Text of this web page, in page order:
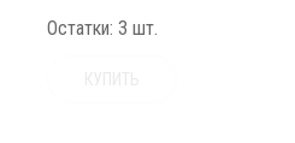
Остатки: 3 шт.